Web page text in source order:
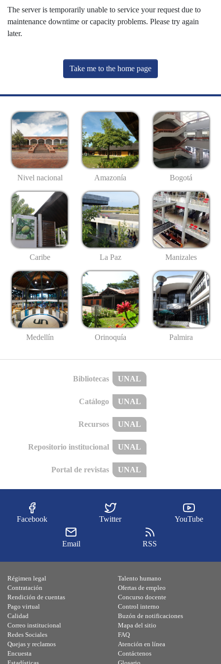
The server is temporarily unable to service your request due to
maintenance downtime or capacity problems. Please try again
later.
Take me to the home page
Nivel nacional Amazonía Bogotá
Caribe La Paz Manizales
Medellín Orinoquía Palmira
Bibliotecas UNAL
Catálogo UNAL
Recursos UNAL
Repositorio institucional UNAL
Portal de revistas UNAL
Facebook Twitter YouTube
Email RSS
Régimen legal
Contratación
Rendición de cuentas
Pago virtual
Calidad
Talento humano
Ofertas de empleo
Concurso docente
Control interno
Buzón de notificaciones
Correo institucional
Redes Sociales
Quejas y reclamos
Encuesta
Mapa del sitio
FAQ
Atención en línea
Contáctenos